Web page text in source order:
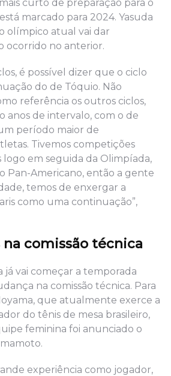
curto de preparação para o
marcado para 2024. Yasuda
olímpico atual vai dar
ocorrido no anterior.
é possível dizer que o ciclo
do de Tóquio. Não
referência os outros ciclos,
anos de intervalo, com o de
período maior de
Tivemos competições
em seguida da Olimpíada,
Pan-Americano, então a gente
temos de enxergar a
como uma continuação”,
na comissão técnica
já vai começar a temporada
na comissão técnica. Para
que atualmente exerce a
do tênis de mesa brasileiro,
feminina foi anunciado o
experiência como jogador,